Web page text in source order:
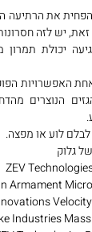
את
יש לזה
יכולת תמרון
האפשרויות
הנוצרים
לוע או מפצה.
גלוק
Armament
Industries